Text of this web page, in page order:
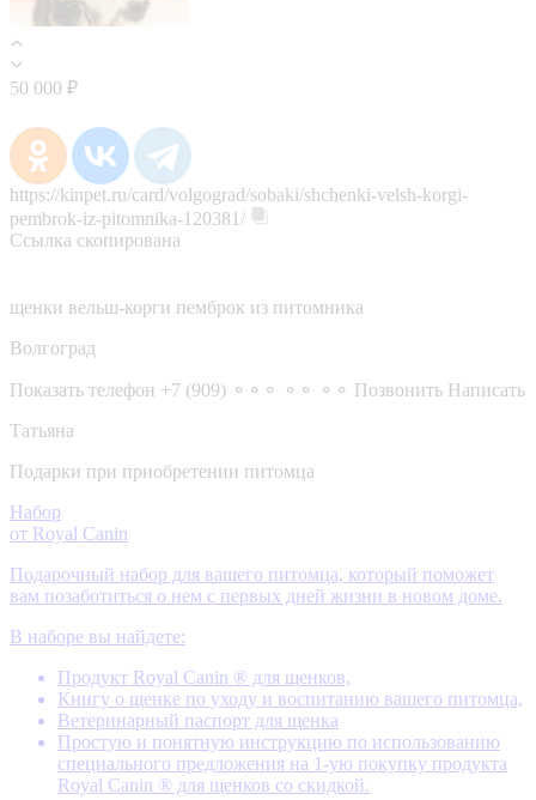
50 000 ₽
https://kinpet.ru/card/volgograd/sobaki/shchenki-velsh-korgi-
pembrok-iz-pitomnika-120381/
Ссылка скопирована
щенки вельш-корги пемброк из питомника
Волгоград
Показать телефон +7 (909) ⚬⚬⚬ ⚬⚬ ⚬⚬ Позвонить Написать
Татьяна
Подарки при приобретении питомца
Набор
от Royal Canin
Подарочный набор для вашего питомца, который поможет
вам позаботиться о нем с первых дней жизни в новом доме.
В наборе вы найдете:
Продукт Royal Canin ® для щенков,
Книгу о щенке по уходу и воспитанию вашего питомца,
Ветеринарный паспорт для щенка
Простую и понятную инструкцию по использованию
специального предложения на 1-ую покупку продукта
Royal Canin ® для щенков со скидкой.